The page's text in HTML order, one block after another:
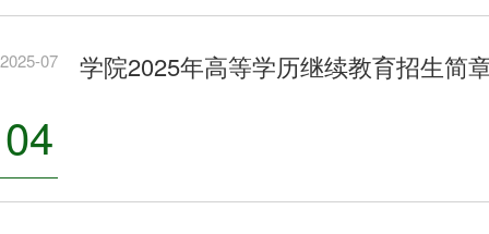
2025-07
04
学院2025年高等学历继续教育招生简